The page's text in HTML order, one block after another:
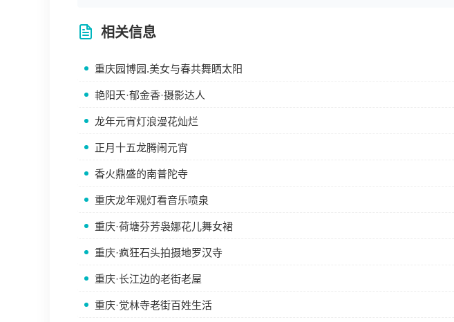
相关信息
重庆园博园.美女与春共舞晒太阳
艳阳天·郁金香·摄影达人
龙年元宵灯浪漫花灿烂
正月十五龙腾闹元宵
香火鼎盛的南普陀寺
重庆龙年观灯看音乐喷泉
重庆·荷塘芬芳袅娜花儿舞女裙
重庆·疯狂石头拍摄地罗汉寺
重庆·长江边的老街老屋
重庆·觉林寺老街百姓生活